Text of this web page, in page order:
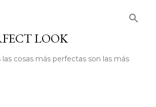
LOOK
cosas más perfectas son las más